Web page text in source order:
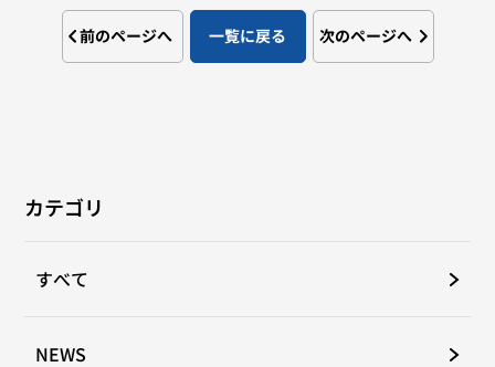
前のページへ 一覧に戻る 次のページへ
カテゴリ
すべて
NEWS